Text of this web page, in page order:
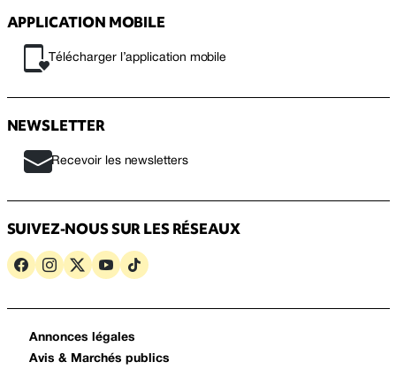
APPLICATION MOBILE
Télécharger l’application mobile
NEWSLETTER
Recevoir les newsletters
SUIVEZ-NOUS SUR LES RÉSEAUX
Annonces légales
Avis & Marchés publics